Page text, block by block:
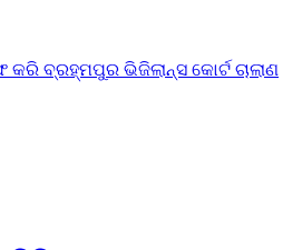
ବ୍ରହ୍ମପୁର ଭିଜିଲାନ୍ସ କୋର୍ଟ ଚାଲାଣ